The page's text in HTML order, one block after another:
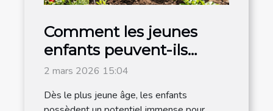
Comment les jeunes
enfants peuvent-ils
devenir acteurs du
changement ?
2 mars 2026 15:04
Dès le plus jeune âge, les enfants